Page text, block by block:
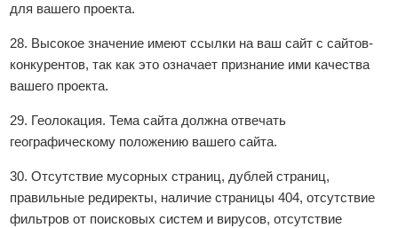
для вашего проекта.
28. Высокое значение имеют ссылки на ваш сайт с сайтов-
конкурентов, так как это означает признание ими качества
вашего проекта.
29. Геолокация. Тема сайта должна отвечать
географическому положению вашего сайта.
30. Отсутствие мусорных страниц, дублей страниц,
правильные редиректы, наличие страницы 404, отсутствие
фильтров от поисковых систем и вирусов, отсутствие